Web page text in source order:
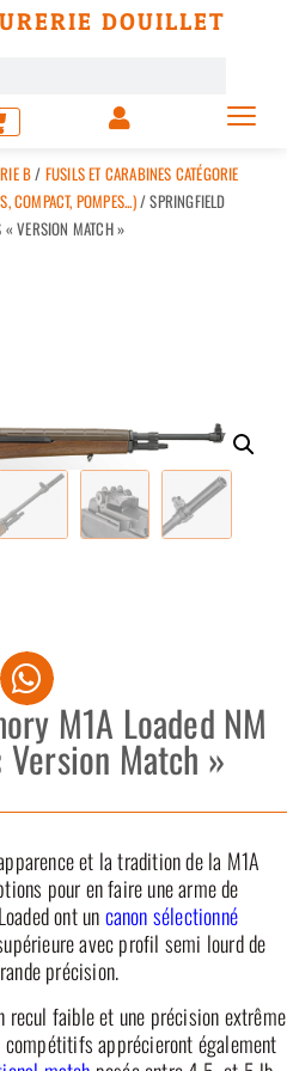
DOUILLET
B/ FUSILS ET CARABINES CATÉGORIE
COMPACT, POMPES...)/ SPRINGFIELD
VERSION MATCH »
M1A Loaded NM
Match »
et la tradition de la M1A
pour en faire une arme de
ont uncanon sélectionné
avec profil semi lourd de
précision.
recul faible et une précision extrême
apprécieront également